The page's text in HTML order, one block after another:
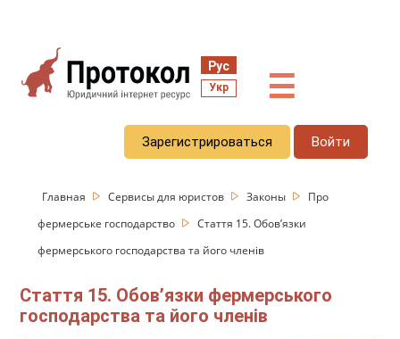
Рус
Укр ☰
Зарегистрироваться Войти
Главная Сервисы для юристов Законы
Про
фермерське господарство
Стаття 15. Обов’язки
фермерського господарства та його членів
Стаття 15. Обов’язки фермерського
господарства та його членів